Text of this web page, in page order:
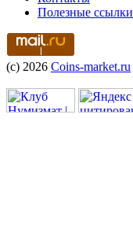
Полезные ссылки
(c) 2026 Coins-market.ru